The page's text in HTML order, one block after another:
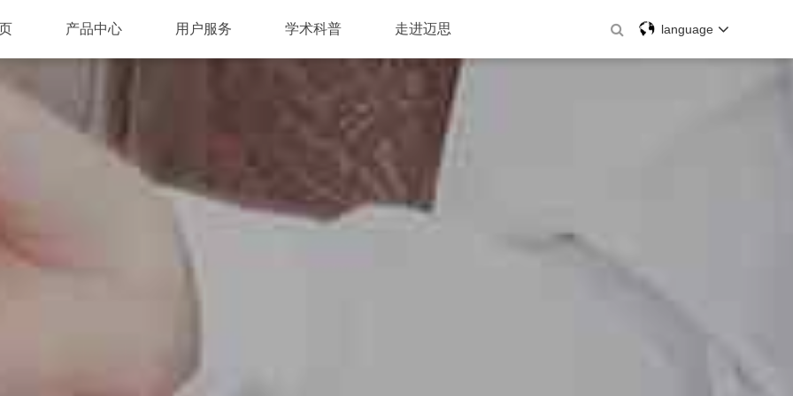
产品中心 用户服务 学术科普 走进迈思 language